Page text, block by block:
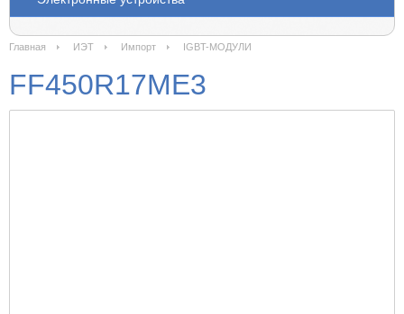
Главная ИЭТ Импорт IGBT-МОДУЛИ
FF450R17ME3